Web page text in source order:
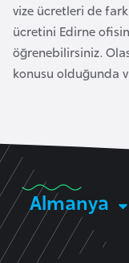
vize ücretleri de
ücretini Edirne
öğrenebilirsiniz.
konusu olduğunda
Almanya
Ç
i
n
n
m
a
k